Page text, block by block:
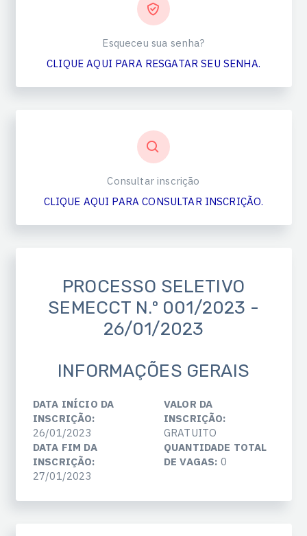
Esqueceu sua senha?
CLIQUE AQUI PARA RESGATAR SEU SENHA.
Consultar inscrição
CLIQUE AQUI PARA CONSULTAR INSCRIÇÃO.
PROCESSO SELETIVO
SEMECCT N.º 001/2023 -
26/01/2023
INFORMAÇÕES GERAIS
DATA INÍCIO DA
INSCRIÇÃO:
26/01/2023
DATA FIM DA
INSCRIÇÃO:
27/01/2023
VALOR DA
INSCRIÇÃO:
GRATUITO
QUANTIDADE TOTAL
DE VAGAS: 0